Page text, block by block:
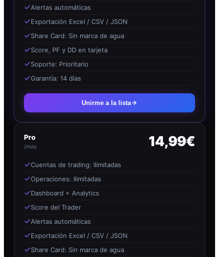
Alertas automáticas
Exportación Excel / CSV / JSON
Share Card: Sin marca de agua
Score, PF y DD en tarjeta
Soporte: Prioritario
Garantía: 14 días
Unirme a la lista
Pro
/mes 14,99€
Cuentas de trading: Ilimitadas
Operaciones: Ilimitadas
Dashboard + Analytics
Score del Trader
Alertas automáticas
Exportación Excel / CSV / JSON
Share Card: Sin marca de agua